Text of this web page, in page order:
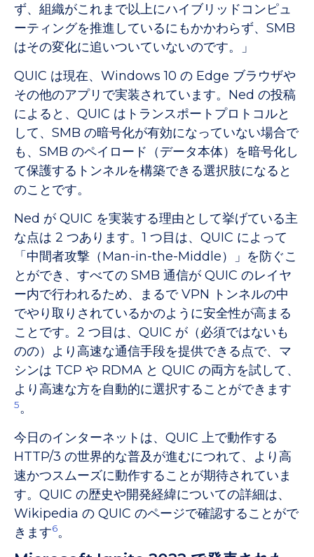
ず、組織がこれまで以上にハイブリッドコンピュ
ーティングを推進しているにもかかわらず、SMB
はその変化に追いついていないのです。」
QUIC は現在、Windows 10 の Edge ブラウザや
その他のアプリで実装されています。Ned の投稿
によると、QUIC はトランスポートプロトコルと
して、SMB の暗号化が有効になっていない場合で
も、SMB のペイロード（データ本体）を暗号化し
て保護するトンネルを構築できる選択肢になると
のことです。
Ned が QUIC を実装する理由として挙げている主
な点は 2 つあります。1 つ目は、QUIC によって
「中間者攻撃（Man-in-the-Middle）」を防ぐこ
とができ、すべての SMB 通信が QUIC のレイヤ
ー内で行われるため、まるで VPN トンネルの中
でやり取りされているかのように安全性が高まる
ことです。2 つ目は、QUIC が（必須ではないも
のの）より高速な通信手段を提供できる点で、マ
シンは TCP や RDMA と QUIC の両方を試して、
より高速な方を自動的に選択することができます
5。
今日のインターネットは、QUIC 上で動作する
HTTP/3 の世界的な普及が進むにつれて、より高
速かつスムーズに動作することが期待されていま
す。QUIC の歴史や開発経緯についての詳細は、
Wikipedia の QUIC のページで確認することがで
きます6。